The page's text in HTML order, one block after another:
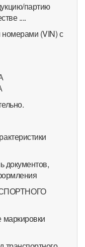
партию
....
(VIN) с